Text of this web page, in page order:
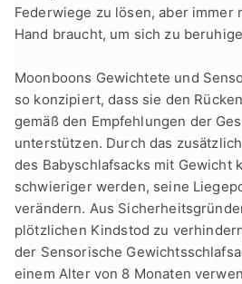
Federwiege zu lösen, aber immer
Hand braucht, um sich zu
Moonboons Gewichtete und S
so konzipiert, dass sie den
gemäß den Empfehlungen der
unterstützen. Durch das
des Babyschlafsacks mit Gewicht
schwieriger werden, seine
verändern. Aus
plötzlichen Kindstod zu
der Sensorische
einem Alter von 8 Monaten